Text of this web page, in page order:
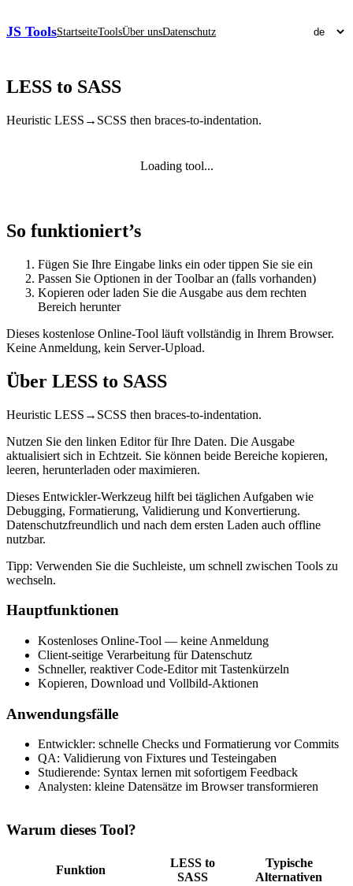
JS ToolsStartseiteToolsÜber unsDatenschutz
LESS to SASS
Heuristic LESS→SCSS then braces-to-indentation.
Loading tool...
So funktioniert’s
Fügen Sie Ihre Eingabe links ein oder tippen Sie sie ein
Passen Sie Optionen in der Toolbar an (falls vorhanden)
Kopieren oder laden Sie die Ausgabe aus dem rechten
Bereich herunter
Dieses kostenlose Online‑Tool läuft vollständig in Ihrem Browser.
Keine Anmeldung, kein Server‑Upload.
Über LESS to SASS
Heuristic LESS→SCSS then braces-to-indentation.
Nutzen Sie den linken Editor für Ihre Daten. Die Ausgabe
aktualisiert sich in Echtzeit. Sie können beide Bereiche kopieren,
leeren, herunterladen oder maximieren.
Dieses Entwickler‑Werkzeug hilft bei täglichen Aufgaben wie
Debugging, Formatierung, Validierung und Konvertierung.
Datenschutzfreundlich und nach dem ersten Laden auch offline
nutzbar.
Tipp: Verwenden Sie die Suchleiste, um schnell zwischen Tools zu
wechseln.
Hauptfunktionen
Kostenloses Online‑Tool — keine Anmeldung
Client‑seitige Verarbeitung für Datenschutz
Schneller, reaktiver Code‑Editor mit Tastenkürzeln
Kopieren, Download und Vollbild‑Aktionen
Anwendungsfälle
Entwickler: schnelle Checks und Formatierung vor Commits
QA: Validierung von Fixtures und Testeingaben
Studierende: Syntax lernen mit sofortigem Feedback
Analysten: kleine Datensätze im Browser transformieren
Warum dieses Tool?
Funktion
LESS to
SASS
Typische
Alternativen